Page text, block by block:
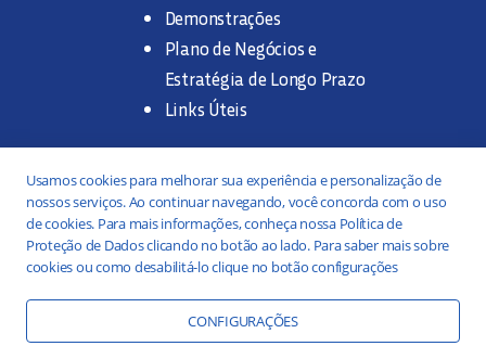
Demonstrações
Plano de Negócios e
Estratégia de Longo Prazo
Links Úteis
Trabalhe na SANASA
Concurso Público
Estágio
Portal da Transparência
Práticas ESG
Usamos cookies para melhorar sua experiência e personalização de
nossos serviços. Ao continuar navegando, você concorda com o uso
de cookies. Para mais informações, conheça nossa Política de
Proteção de Dados clicando no botão ao lado. Para saber mais sobre
cookies ou como desabilitá-lo clique no botão configurações
CONFIGURAÇÕES